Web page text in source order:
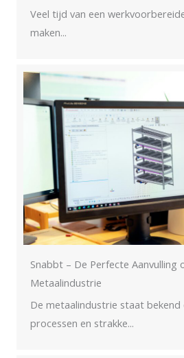
Veel tijd van een
maken...
Snabbt – De Perfecte Aanvulling
Metaalindustrie
De metaalindustrie staat bekend
processen en strakke...